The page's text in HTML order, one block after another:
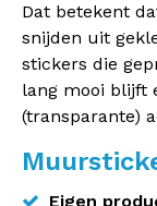
Dat betekent
snijden uit
stickers die
lang mooi blijft
(transparante)
Eigen